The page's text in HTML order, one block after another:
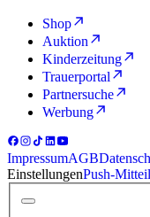
Shop
Auktion
Kinderzeitung
Trauerportal
Partnersuche
Werbung
ImpressumAGB
EinstellungenPush-